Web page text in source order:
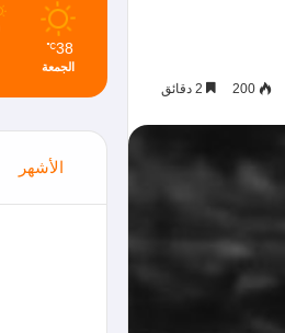
200
38
℃
الجمعة
الأشهر